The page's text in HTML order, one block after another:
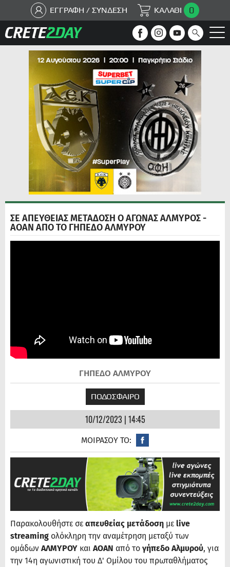
ΕΓΓΡΑΦΗ / ΣΥΝΔΕΣΗ ΚΑΛΑΘΙ 0
ΣΕ ΑΠΕΥΘΕΙΑΣ ΜΕΤΑΔΟΣΗ Ο ΑΓΩΝΑΣ ΑΛΜΥΡΟΣ -
ΑΟΑΝ ΑΠΟ ΤΟ ΓΗΠΕΔΟ ΑΛΜΥΡΟΥ
ΓΗΠΕΔΟ ΑΛΜΥΡΟΥ
ΠΟΔΟΣΦΑΙΡΟ
10/12/2023 | 14:45
ΜΟΙΡΑΣΟΥ ΤΟ:
Παρακολουθήστε σε απευθείας μετάδοση με live
streaming ολόκληρη την αναμέτρηση μεταξύ των
ομάδων ΑΛΜΥΡΟΥ και ΑΟΑΝ από το γήπεδο Αλμυρού, για
την 14η αγωνιστική του Δ' Ομίλου του πρωταθλήματος